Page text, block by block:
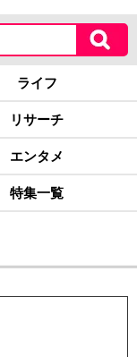
ライフ
リサーチ
エンタメ
特集一覧